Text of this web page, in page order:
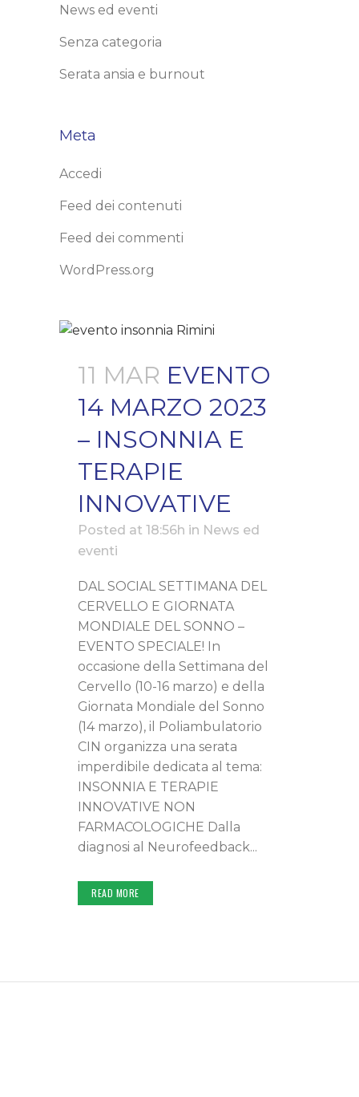
News ed eventi
Senza categoria
Serata ansia e burnout
Meta
Accedi
Feed dei contenuti
Feed dei commenti
WordPress.org
11 MAR EVENTO
14 MARZO 2023
– INSONNIA E
TERAPIE
INNOVATIVE
Posted at 18:56h in News ed
eventi
DAL SOCIAL SETTIMANA DEL
CERVELLO E GIORNATA
MONDIALE DEL SONNO –
EVENTO SPECIALE! In
occasione della Settimana del
Cervello (10-16 marzo) e della
Giornata Mondiale del Sonno
(14 marzo), il Poliambulatorio
CIN organizza una serata
imperdibile dedicata al tema:
INSONNIA E TERAPIE
INNOVATIVE NON
FARMACOLOGICHE Dalla
diagnosi al Neurofeedback...
READ MORE